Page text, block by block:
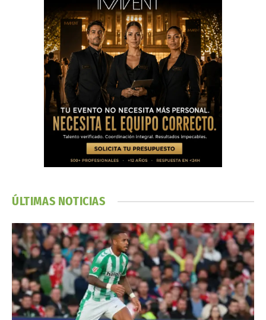
ÚLTIMAS NOTICIAS